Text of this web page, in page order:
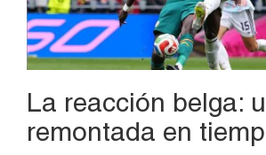
La reacción belga:
remontada en